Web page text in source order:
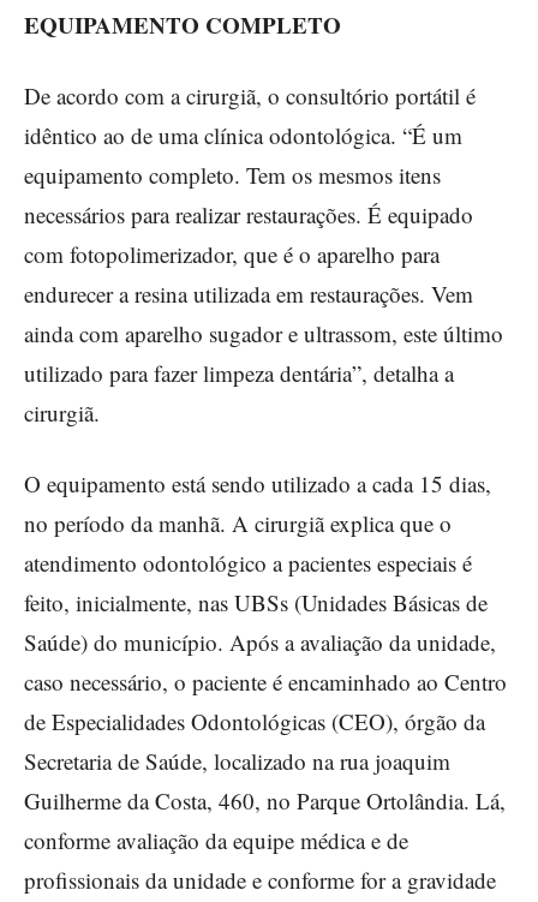
EQUIPAMENTO COMPLETO
De acordo com a cirurgiã, o consultório portátil é
idêntico ao de uma clínica odontológica. “É um
equipamento completo. Tem os mesmos itens
necessários para realizar restaurações. É equipado
com fotopolimerizador, que é o aparelho para
endurecer a resina utilizada em restaurações. Vem
ainda com aparelho sugador e ultrassom, este último
utilizado para fazer limpeza dentária”, detalha a
cirurgiã.
O equipamento está sendo utilizado a cada 15 dias,
no período da manhã. A cirurgiã explica que o
atendimento odontológico a pacientes especiais é
feito, inicialmente, nas UBSs (Unidades Básicas de
Saúde) do município. Após a avaliação da unidade,
caso necessário, o paciente é encaminhado ao Centro
de Especialidades Odontológicas (CEO), órgão da
Secretaria de Saúde, localizado na rua joaquim
Guilherme da Costa, 460, no Parque Ortolândia. Lá,
conforme avaliação da equipe médica e de
profissionais da unidade e conforme for a gravidade